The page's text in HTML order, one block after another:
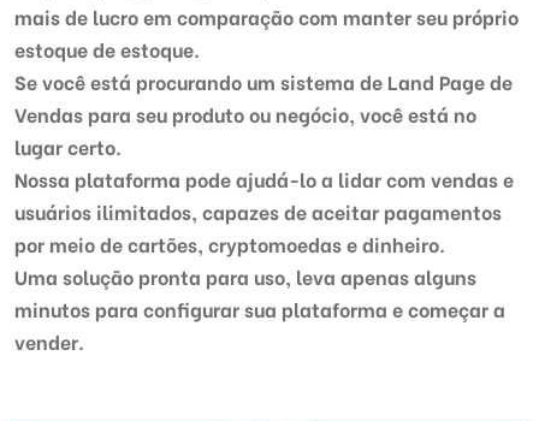
mais de lucro em comparação com manter seu próprio
estoque de estoque.
Se você está procurando um sistema de Land Page de
Vendas para seu produto ou negócio, você está no
lugar certo.
Nossa plataforma pode ajudá-lo a lidar com vendas e
usuários ilimitados, capazes de aceitar pagamentos
por meio de cartões, cryptomoedas e dinheiro.
Uma solução pronta para uso, leva apenas alguns
minutos para configurar sua plataforma e começar a
vender.